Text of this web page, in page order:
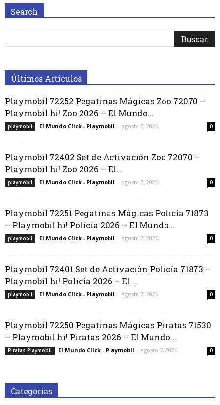
Search
Últimos Artículos
Playmobil 72252 Pegatinas Mágicas Zoo 72070 –
Playmobil hi! Zoo 2026 – El Mundo...
playmobil El Mundo Click - Playmobil - agosto 7, 2026 0
Playmobil 72402 Set de Activación Zoo 72070 –
Playmobil hi! Zoo 2026 – El...
playmobil El Mundo Click - Playmobil - agosto 7, 2026 0
Playmobil 72251 Pegatinas Mágicas Policía 71873
– Playmobil hi! Policía 2026 – El Mundo...
playmobil El Mundo Click - Playmobil - agosto 7, 2026 0
Playmobil 72401 Set de Activación Policía 71873 –
Playmobil hi! Policía 2026 – El...
playmobil El Mundo Click - Playmobil - agosto 7, 2026 0
Playmobil 72250 Pegatinas Mágicas Piratas 71530
– Playmobil hi! Piratas 2026 – El Mundo...
Piratas Playmobil El Mundo Click - Playmobil - agosto 7, 2026 0
Categorias